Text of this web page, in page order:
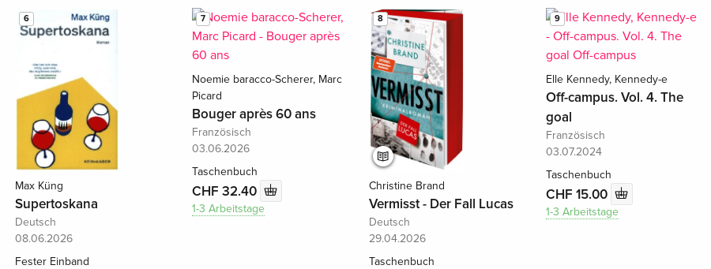
6
Max Küng
Supertoskana
Deutsch
08.06.2026
Fester Einband
7
Noemie baracco-Scherer, Marc
Picard
Bouger après 60 ans
Französisch
03.06.2026
Taschenbuch
CHF 32.40
1-3 Arbeitstage
8
Christine Brand
Vermisst - Der Fall Lucas
Deutsch
29.04.2026
Taschenbuch
9
Elle Kennedy, Kennedy-e
Off-campus. Vol. 4. The
goal
Französisch
03.07.2024
Taschenbuch
CHF 15.00
1-3 Arbeitstage